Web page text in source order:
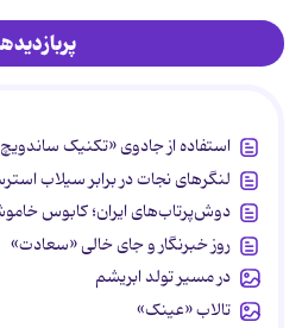
استفاده از جادوی «تکنیک
لنگرهای نجات در برابر سیلاب
دوش‌پرتاب‌های ایران؛ کابوس
روز خبرنگار و جای خالی «سعادت»
در مسیر تولد ابریشم
تالاب «عینک»